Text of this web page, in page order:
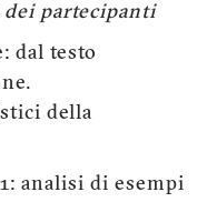
dei partecipanti
dal testo
della
analisi di esempi